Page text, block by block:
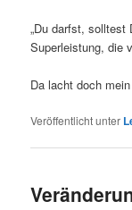
„Du darfst, solltest
Superleistung, die
Da lacht doch
Veröffentlicht unter